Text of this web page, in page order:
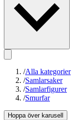
/Alla kategorier
/Samlarsaker
/Samlarfigurer
/Smurfar
Hoppa över karusell